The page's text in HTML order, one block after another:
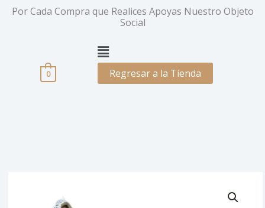
Por Cada Compra que Realices Apoyas Nuestro Objeto
Social
Menú
0 Regresar a la Tienda